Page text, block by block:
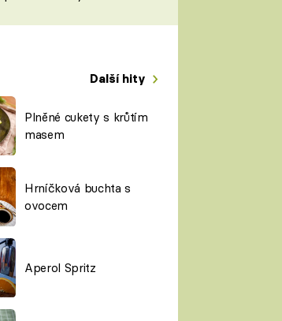
Další hity
Plněné cukety s krůtím
masem
Hrníčková buchta s
ovocem
Aperol Spritz